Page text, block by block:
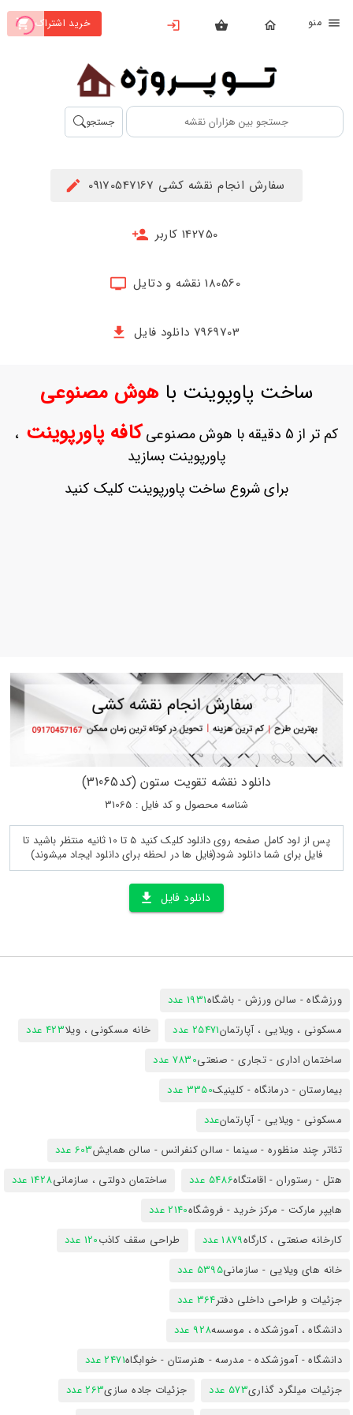
خرید اشتراک
بستن
محصولات
تهیه
اشتراک
حساب
ثبت
بازیابی
جستجو
سفارش انجام نقشه کشی 09170547167
142750 کاربر
180560 نقشه و دتایل
7969703 دانلود فایل
ساخت پاوپوینت باهوش مصنوعی
کم تر از 5 دقیقه با هوش مصنوعی کافه پاورپوینت ،
پاورپوینت بسازید
برای شروع ساخت پاورپوینت کلیک کنید
دانلود نقشه تقویت ستون (کد31065)
شناسه محصول و کد فایل : 31065
پس از لود کامل صفحه روی دانلود کلیک کنید 5 تا 10 ثانیه منتظر باشید تا
فایل برای شما دانلود شود(فایل ها در لحظه برای دانلود ایجاد میشوند)
دانلود فایل
ورزشگاه - سالن ورزش - باشگاه1931 عدد
مسکونی ، ویلایی ، آپارتمان25471 عدد خانه مسکونی ، ویلا423 عدد
ساختمان اداری - تجاری - صنعتی7830 عدد
بیمارستان - درمانگاه - کلینیک3350 عدد
مسکونی - ویلایی - آپارتمانعدد
تئاتر چند منظوره - سینما - سالن کنفرانس - سالن همایش603 عدد
هتل - رستوران - اقامتگاه5486 عدد ساختمان دولتی ، سازمانی1428 عدد
هایپر مارکت - مرکز خرید - فروشگاه2140 عدد
کارخانه صنعتی ، کارگاه1879 عدد طراحی سقف کاذب120 عدد
خانه های ویلایی - سازمانی5395 عدد
جزئیات و طراحی داخلی دفتر364 عدد
دانشگاه ، آموزشکده ، موسسه928 عدد
دانشگاه - آموزشکده - مدرسه - هنرستان - خوابگاه2471 عدد
جزئیات میلگرد گذاری573 عدد جزئیات جاده سازی263 عدد